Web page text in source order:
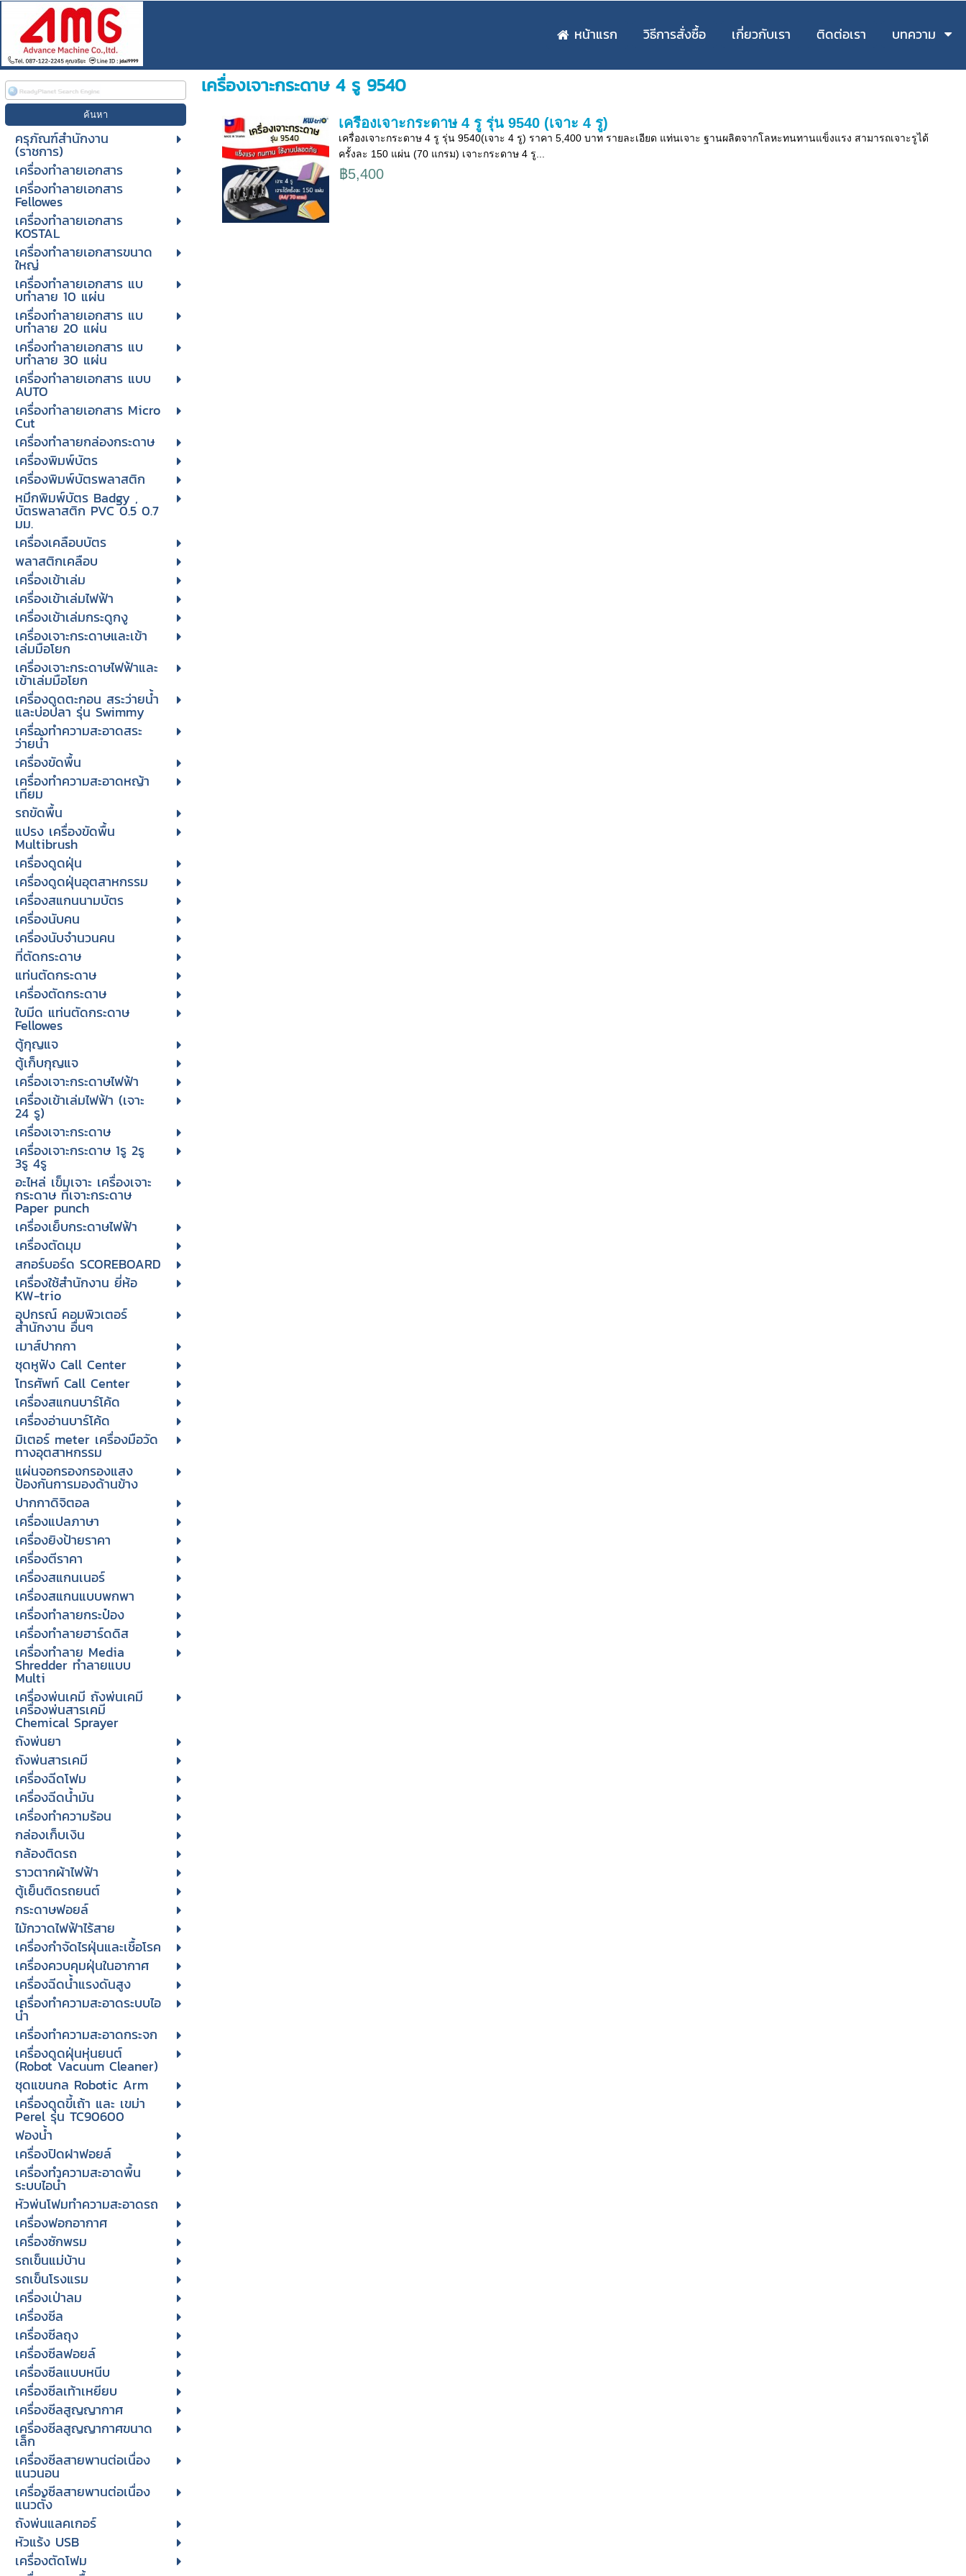
หน้าแรก วิธีการสั่งซื้อ เกี่ยวกับเรา ติดต่อเรา บทความ
ครุภัณฑ์สำนักงาน
(ราชการ)
เครื่องทำลายเอกสาร
เครื่องทำลายเอกสาร
Fellowes
เครื่องทำลายเอกสาร
KOSTAL
เครื่องทำลายเอกสารขนาด
ใหญ่
เครื่องทําลายเอกสาร แบ
บทําลาย 10 แผ่น
เครื่องทําลายเอกสาร แบ
บทําลาย 20 แผ่น
เครื่องทําลายเอกสาร แบ
บทําลาย 30 แผ่น
เครื่องทำลายเอกสาร แบบ
AUTO
เครื่องทำลายเอกสาร Micro
Cut
เครื่องทำลายกล่องกระดาษ
เครื่องพิมพ์บัตร
เครื่องพิมพ์บัตรพลาสติก
หมึกพิมพ์บัตร Badgy ,
บัตรพลาสติก PVC 0.5 0.7
มม.
เครื่องเคลือบบัตร
พลาสติกเคลือบ
เครื่องเข้าเล่ม
เครื่องเข้าเล่มไฟฟ้า
เครื่องเข้าเล่มกระดูกงู
เครื่องเจาะกระดาษและเข้า
เล่มมือโยก
เครื่องเจาะกระดาษไฟฟ้าและ
เข้าเล่มมือโยก
เครื่องดูดตะกอน สระว่ายน้ำ
และบ่อปลา รุ่น Swimmy
เครื่องทำความสะอาดสระ
ว่ายน้ำ
เครื่องขัดพื้น
เครื่องทำความสะอาดหญ้า
เทียม
รถขัดพื้น
แปรง เครื่องขัดพื้น
Multibrush
เครื่องดูดฝุ่น
เครื่องดูดฝุ่นอุตสาหกรรม
เครื่องสแกนนามบัตร
เครื่องนับคน
เครื่องนับจํานวนคน
ที่ตัดกระดาษ
แท่นตัดกระดาษ
เครื่องตัดกระดาษ
ใบมีด แท่นตัดกระดาษ
Fellowes
ตู้กุญแจ
ตู้เก็บกุญแจ
เครื่องเจาะกระดาษไฟฟ้า
เครื่องเข้าเล่มไฟฟ้า (เจาะ
24 รู)
เครื่องเจาะกระดาษ
เครื่องเจาะกระดาษ 1รู 2รู
3รู 4รู
อะไหล่ เข็มเจาะ เครื่องเจาะ
กระดาษ ที่เจาะกระดาษ
Paper punch
เครื่องเย็บกระดาษไฟฟ้า
เครื่องตัดมุม
สกอร์บอร์ด SCOREBOARD
เครื่องใช้สำนักงาน ยี่ห้อ
KW-trio
อุปกรณ์ คอมพิวเตอร์
สำนักงาน อื่นๆ
เมาส์ปากกา
ชุดหูฟัง Call Center
โทรศัพท์ Call Center
เครื่องสแกนบาร์โค้ด
เครื่องอ่านบาร์โค้ด
มิเตอร์ meter เครื่องมือวัด
ทางอุตสาหกรรม
แผ่นจอกรองกรองแสง
ป้องกันการมองด้านข้าง
ปากกาดิจิตอล
เครื่องแปลภาษา
เครื่องยิงป้ายราคา
เครื่องตีราคา
เครื่องสแกนเนอร์
เครื่องสแกนแบบพกพา
เครื่องทำลายกระป๋อง
เครื่องทำลายฮาร์ดดิส
เครื่องทำลาย Media
Shredder ทำลายแบบ
Multi
เครื่องพ่นเคมี ถังพ่นเคมี
เครื่องพ่นสารเคมี
Chemical Sprayer
ถังพ่นยา
ถังพ่นสารเคมี
เครื่องฉีดโฟม
เครื่องฉีดน้ำมัน
เครื่องทำความร้อน
กล่องเก็บเงิน
กล้องติดรถ
ราวตากผ้าไฟฟ้า
ตู้เย็นติดรถยนต์
กระดาษฟอยล์
ไม้กวาดไฟฟ้าไร้สาย
เครื่องกำจัดไรฝุ่นและเชื้อโรค
เครื่องควบคุมฝุ่นในอากาศ
เครื่องฉีดน้ำแรงดันสูง
เครื่องทำความสะอาดระบบไอ
น้ำ
เครื่องทำความสะอาดกระจก
เครื่องดูดฝุ่นหุ่นยนต์
(Robot Vacuum Cleaner)
ชุดแขนกล Robotic Arm
เครื่องดูดขี้เถ้า และ เขม่า
Perel รุ่น TC90600
ฟองน้ำ
เครื่องปิดฝาฟอยล์
เครื่องทำความสะอาดพื้น
ระบบไอน้ำ
หัวพ่นโฟมทำความสะอาดรถ
เครื่องฟอกอากาศ
เครื่องซักพรม
รถเข็นแม่บ้าน
รถเข็นโรงแรม
เครื่องเป่าลม
เครื่องซีล
เครื่องซีลถุง
เครื่องซีลฟอยล์
เครื่องซีลแบบหนีบ
เครื่องซีลเท้าเหยียบ
เครื่องซีลสูญญากาศ
เครื่องซีลสูญญากาศขนาด
เล็ก
เครื่องซีลสายพานต่อเนื่อง
แนวนอน
เครื่องซีลสายพานต่อเนื่อง
แนวตั้ง
ถังพ่นแลคเกอร์
หัวแร้ง USB
เครื่องตัดโฟม
เครื่องเจาะกระดาษ 4 รู 9540
เครื่องเจาะกระดาษ 4 รู รุ่น 9540 (เจาะ 4 รู)
เครื่องเจาะกระดาษ 4 รู รุ่น 9540(เจาะ 4 รู) ราคา 5,400 บาท รายละเอียด แท่นเจาะ ฐานผลิตจากโลหะทนทานแข็งแรง สามารถเจาะรูได้
ครั้งละ 150 แผ่น (70 แกรม) เจาะกระดาษ 4 รู...
฿5,400